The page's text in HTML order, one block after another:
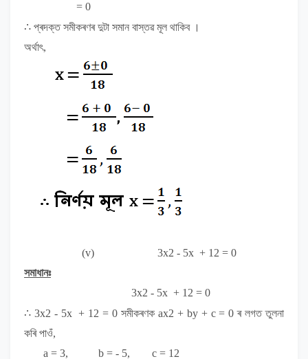
= 0
∴ প্ৰদক্ত সমীকৰণৰ দুটা সমান বাস্তৱ মূল থাকিব ।
অৰ্থাৎ,
(v) 3x2 - 5x + 12 = 0
সমাধানঃ
3x2 - 5x + 12 = 0
∴ 3x2 - 5x + 12 = 0সমীকৰণক ax2 + by + c = 0ৰ লগত তুলনা
কৰি পাওঁ,
a = 3, b = - 5, c = 12